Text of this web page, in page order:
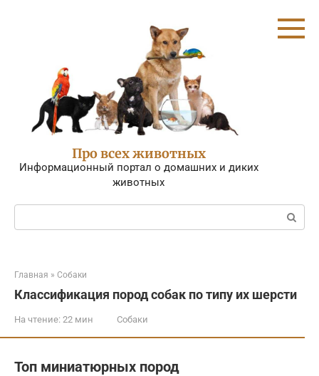
Про всех животных
Информационный портал о домашних и диких
животных
Поиск:
Главная » Собаки
Классификация пород собак по типу их шерсти
На чтение: 22 мин Собаки
Топ миниатюрных пород